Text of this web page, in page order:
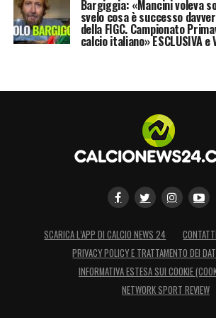
Cairo a fine stagione ringrazia
Longo, insieme a Vagnati la
decolla. Anzi, fa precipitare il
posto in classifica, in solitaria,
insistenti di esonero.
salvato da due pareggi contro
soprattutto quello diNapoli.
piazza è in fermento, il
Bargiggia: «Mancini voleva
svelo cosa è successo
della FIGC. Campionato
calcio italiano» ESCLUSIVA e
SCARICA L’APP DI CALCIO NEWS 24 CONTATTI
PRIVACY POLICY E TRATTAMENTO DEI
INFORMATIVA ESTESA SUI COOKIE
NETWORK SPORT REVIEW